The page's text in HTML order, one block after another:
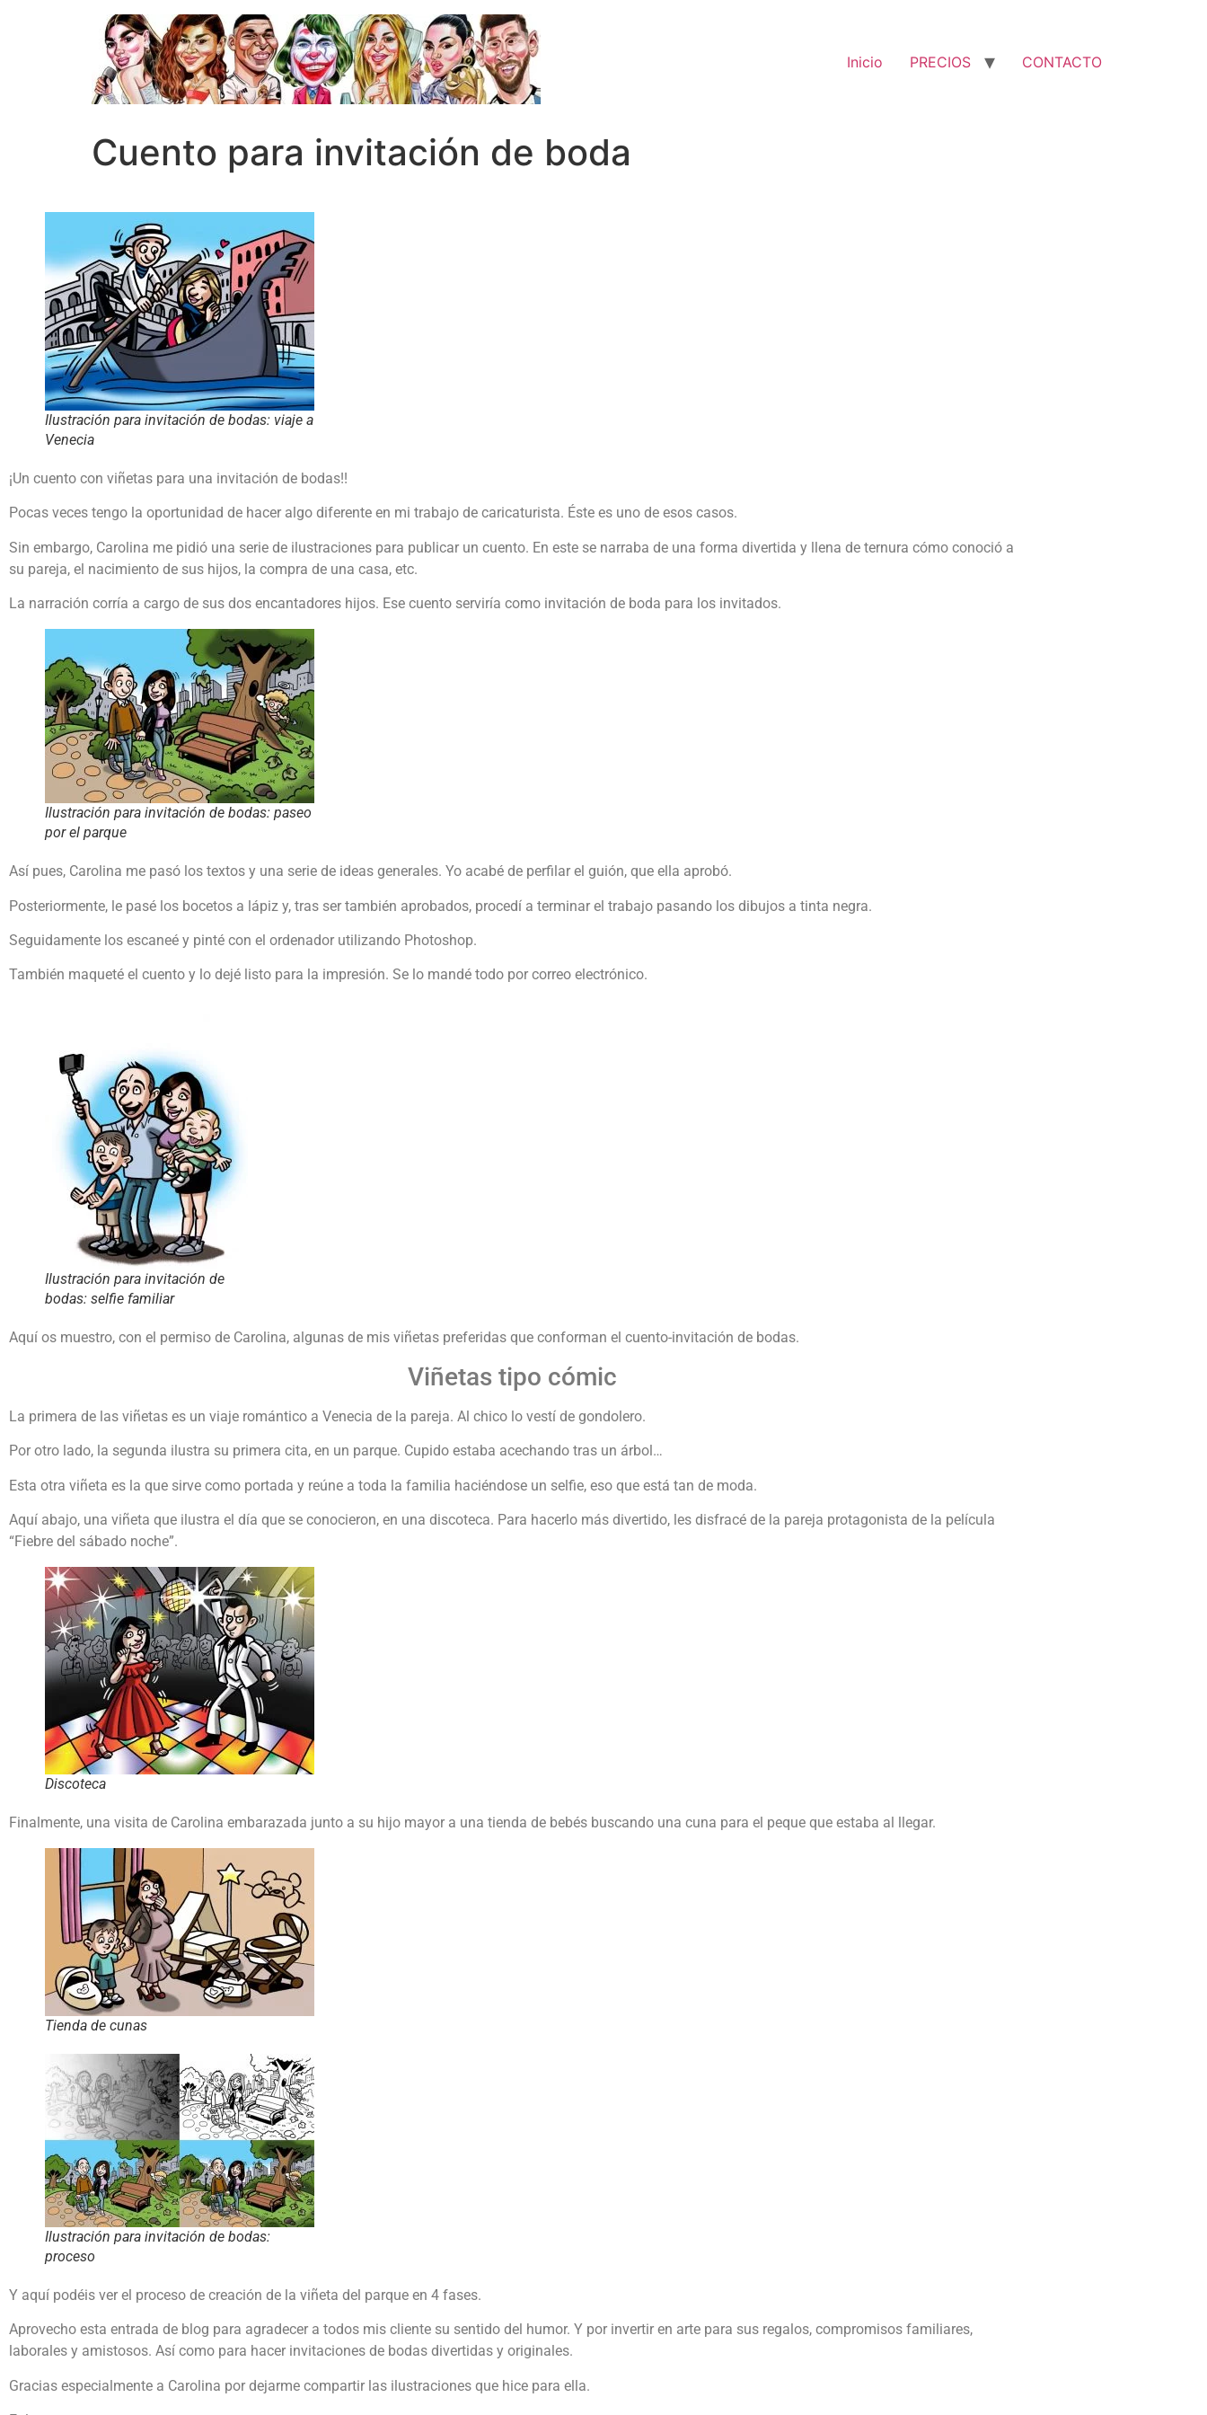
Inicio PRECIOS CONTACTO
Cuento para invitación de boda
Ilustración para invitación de bodas: viaje a
Venecia
¡Un cuento con viñetas para una invitación de bodas!!
Pocas veces tengo la oportunidad de hacer algo diferente en mi trabajo de caricaturista. Éste es uno de esos casos.
Sin embargo, Carolina me pidió una serie de ilustraciones para publicar un cuento. En este se narraba de una forma divertida y llena de ternura cómo conoció a
su pareja, el nacimiento de sus hijos, la compra de una casa, etc.
La narración corría a cargo de sus dos encantadores hijos. Ese cuento serviría como invitación de boda para los invitados.
Ilustración para invitación de bodas: paseo
por el parque
Así pues, Carolina me pasó los textos y una serie de ideas generales. Yo acabé de perfilar el guión, que ella aprobó.
Posteriormente, le pasé los bocetos a lápiz y, tras ser también aprobados, procedí a terminar el trabajo pasando los dibujos a tinta negra.
Seguidamente los escaneé y pinté con el ordenador utilizando Photoshop.
También maqueté el cuento y lo dejé listo para la impresión. Se lo mandé todo por correo electrónico.
Ilustración para invitación de
bodas: selfie familiar
Aquí os muestro, con el permiso de Carolina, algunas de mis viñetas preferidas que conforman el cuento-invitación de bodas.
Viñetas tipo cómic
La primera de las viñetas es un viaje romántico a Venecia de la pareja. Al chico lo vestí de gondolero.
Por otro lado, la segunda ilustra su primera cita, en un parque. Cupido estaba acechando tras un árbol…
Esta otra viñeta es la que sirve como portada y reúne a toda la familia haciéndose un selfie, eso que está tan de moda.
Aquí abajo, una viñeta que ilustra el día que se conocieron, en una discoteca. Para hacerlo más divertido, les disfracé de la pareja protagonista de la película
“Fiebre del sábado noche”.
Discoteca
Finalmente, una visita de Carolina embarazada junto a su hijo mayor a una tienda de bebés buscando una cuna para el peque que estaba al llegar.
Tienda de cunas
Ilustración para invitación de bodas:
proceso
Y aquí podéis ver el proceso de creación de la viñeta del parque en 4 fases.
Aprovecho esta entrada de blog para agradecer a todos mis cliente su sentido del humor. Y por invertir en arte para sus regalos, compromisos familiares,
laborales y amistosos. Así como para hacer invitaciones de bodas divertidas y originales.
Gracias especialmente a Carolina por dejarme compartir las ilustraciones que hice para ella.